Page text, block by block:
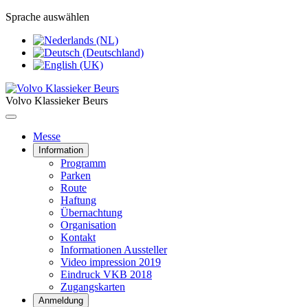
Sprache auswählen
Volvo Klassieker Beurs
Messe
Information
Programm
Parken
Route
Haftung
Übernachtung
Organisation
Kontakt
Informationen Aussteller
Video impression 2019
Eindruck VKB 2018
Zugangskarten
Anmeldung